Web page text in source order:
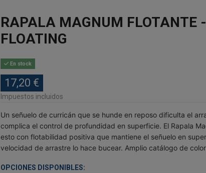
RAPALA MAGNUM FLOTANTE -
FLOATING
En stock
17,20 €
Impuestos incluidos
Un señuelo de curricán que se hunde en reposo dificulta el
complica el control de profundidad en superficie. El Rapala
esto con flotabilidad positiva que mantiene el señuelo en
velocidad de arrastre lo hace bucear. Amplio catálogo de
OPCIONES DISPONIBLES: